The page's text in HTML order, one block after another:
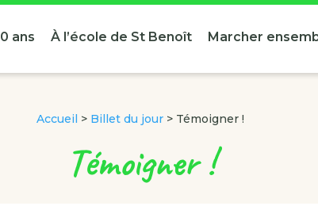
ans À l’école de St Benoît Marcher
Accueil > Billet du jour > Témoigner !
Témoigner !